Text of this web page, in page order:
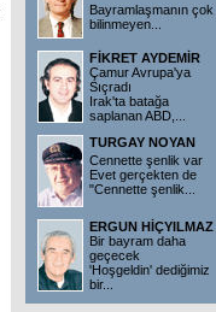
Bayramlaşmanın çok
bilinmeyen
FİKRET AYDEMİR
Çamur Avrupa'ya
Sıçradı
Irak'ta batağa
saplanan ABD,
TURGAY NOYAN
Cennette şenlik var
Evet gerçekten de
"Cennette şenlik
ERGUN HİÇYILMAZ
Bir bayram daha
geçecek
'Hoşgeldin' dediğimiz
bir...